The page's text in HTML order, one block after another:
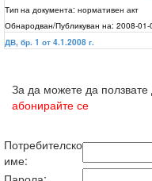
Тип на документа: нормативен акт
Обнародван/Публикуван на: 2008-01-
ДВ, бр. 1 от 4.1.2008 г.
За да можете да ползвате
абонирайте се
Потребителско
име: